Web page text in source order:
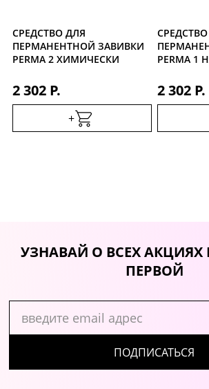
СРЕДСТВО ДЛЯ
ПЕРМАНЕНТНОЙ ЗАВИВКИ
PERMA 2 ХИМИЧЕСКИ
1000МЛ
2 302 Р.
+
PERMA 1
2 302 Р.
УЗНАВАЙ О ВСЕХ АКЦИЯХ
ПЕРВОЙ
ПОДПИСАТЬСЯ